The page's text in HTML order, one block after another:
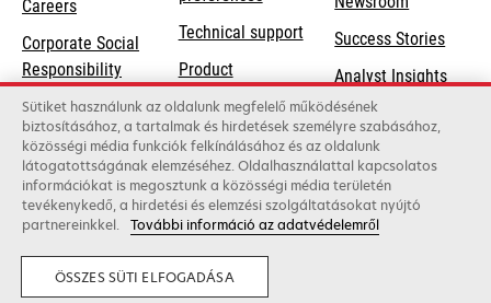
Careers
Corporate Social
Responsibilityopens
a
new
tab
Sustainability
Lexmark Partners
Technical supportopens
a
new
tab
Product
registration
Find a dealer
List of wholesalers
Success Stories
Analyst Insights
Lexmark International, Inc., a Xerox Company
©2026 All rights reserved.
Legal Privacy
Sütiket használunk az oldalunk megfelelő működésének
biztosításához, a tartalmak és hirdetések személyre szabásához,
közösségi média funkciók felkínálásához és az oldalunk
látogatottságának elemzéséhez. Oldalhasználattal kapcsolatos
információkat is megosztunk a közösségi média területén
tevékenykedő, a hirdetési és elemzési szolgáltatásokat nyújtó
partnereinkkel. További információ az adatvédelemről
ÖSSZES SÜTI ELFOGADÁSA